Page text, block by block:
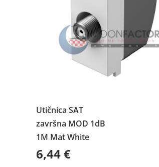
Utičnica SAT
završna MOD 1dB
1M Mat White
6,44€